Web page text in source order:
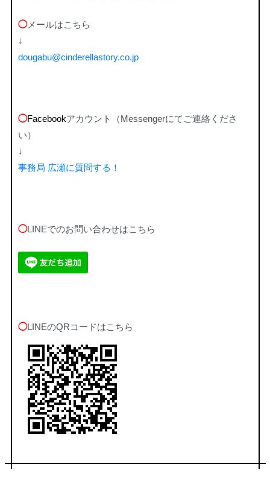
◯メールはこちら
↓
dougabu@cinderellastory.co.jp
◯Facebookアカウント（Messengerにてご連絡くださ
い）
↓
事務局 広瀬に質問する！
◯LINEでのお問い合わせはこちら
◯LINEのQRコードはこちら